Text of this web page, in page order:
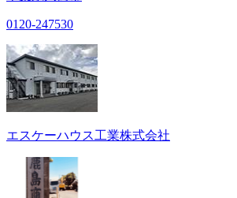
0120-247530
エスケーハウス工業株式会社